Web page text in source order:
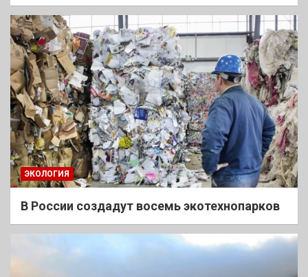
ЭКОЛОГИЯ
В России создадут восемь экотехнопарков